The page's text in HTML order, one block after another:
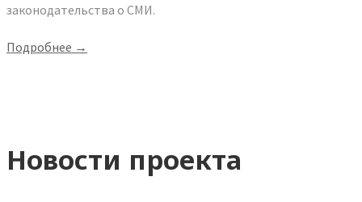
законодательства о СМИ.
Подробнее →
Новости проекта